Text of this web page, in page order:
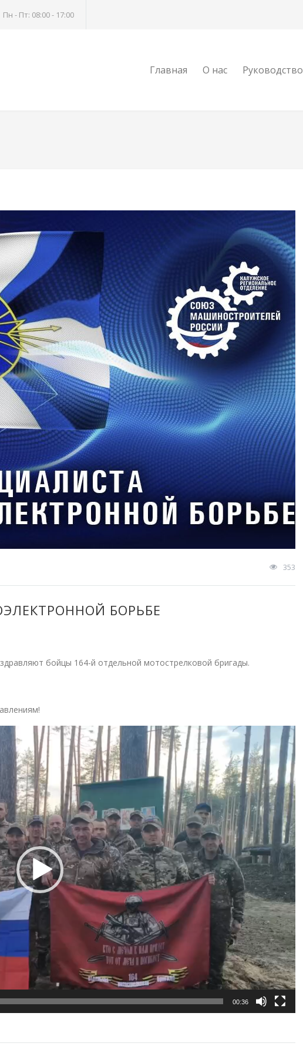
Пн - Пт: 08:00 - 17:00
Главная О нас Руководство
353
БОРЬБЕ
бойцы 164-й отдельной мотострелковой бригады.
00:36